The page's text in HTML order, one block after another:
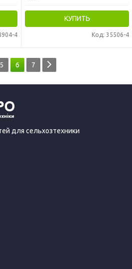
4
КУПИТЬ
Код: 35506-4
5 6 7
для сельхозтехники